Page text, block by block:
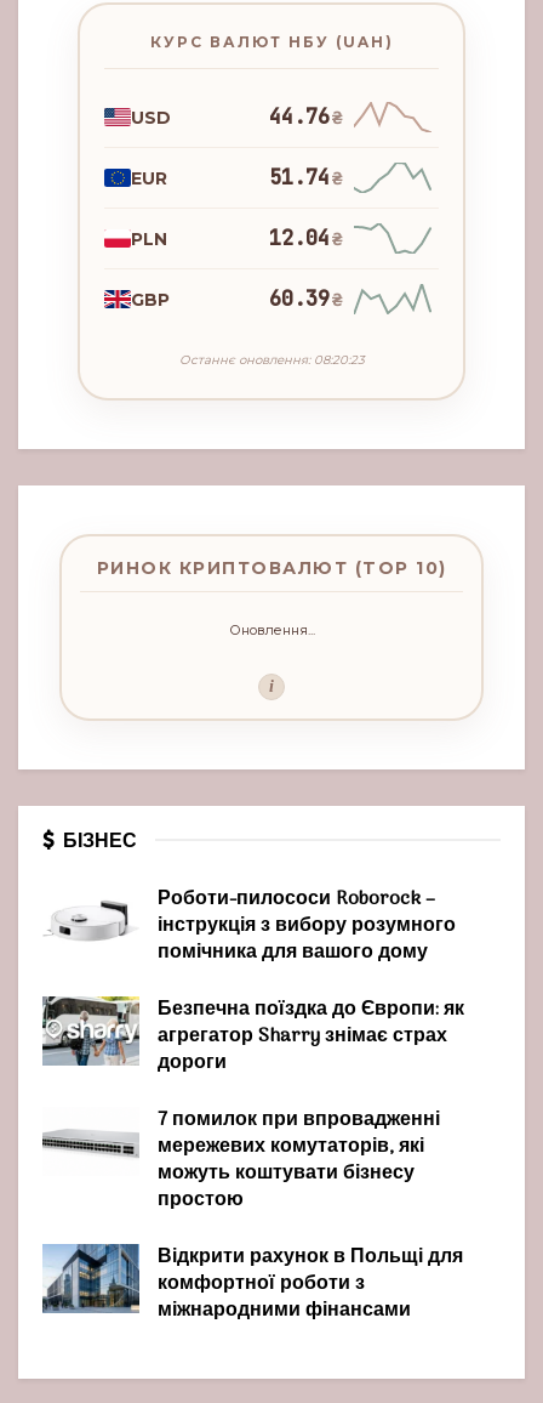
КУРС ВАЛЮТ НБУ (UAH)
USD 44.76₴
EUR 51.74₴
PLN 12.04₴
GBP 60.39₴
Останнє оновлення: 08:20:23
РИНОК КРИПТОВАЛЮТ (TOP 10)
Оновлення...
i
БІЗНЕС
Роботи-пилососи Roborock –
інструкція з вибору розумного
помічника для вашого дому
Безпечна поїздка до Європи: як
агрегатор Sharry знімає страх
дороги
7 помилок при впровадженні
мережевих комутаторів, які
можуть коштувати бізнесу
простою
Відкрити рахунок в Польщі для
комфортної роботи з
міжнародними фінансами